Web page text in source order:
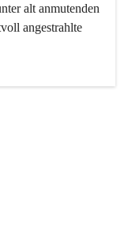
alt anmutenden
angestrahlte
ist aber integrativer